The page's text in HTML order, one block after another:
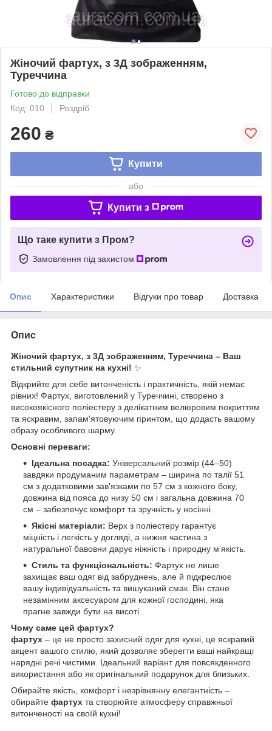
Жіночий фартух, з 3Д зображенням,
Туреччина
Готово до відправки
Код: 010
Роздріб
260 ₴
Купити
або
Купити з
Що таке купити з Пром?
Замовлення під захистом
Опис Характеристики Відгуки про товар Доставка
Опис
Жіночий фартух, з 3Д зображенням, Туреччина – Ваш
стильний супутник на кухні! ✨
Відкрийте для себе витонченість і практичність, якій немає
рівних! Фартух, виготовлений у Туреччині, створено з
високоякісного поліестеру з делікатним велюровим покриттям
та яскравим, запам'ятовуючим принтом, що додасть вашому
образу особливого шарму.
Основні переваги:
Ідеальна посадка: Універсальний розмір (44–50)
завдяки продуманим параметрам – ширина по талії 51
см з додатковими зав'язками по 57 см з кожного боку,
довжина від пояса до низу 50 см і загальна довжина 70
см – забезпечує комфорт та зручність у носінні.
Якісні матеріали: Верх з поліестеру гарантує
міцність і легкість у догляді, а нижня частина з
натуральної бавовни дарує ніжність і природну м’якість.
Стиль та функціональність: Фартух не лише
захищає ваш одяг від забруднень, але й підкреслює
вашу індивідуальність та вишуканий смак. Він стане
незамінним аксесуаром для кожної господині, яка
прагне завжди бути на висоті.
Чому саме цей фартух?
фартух – це не просто захисний одяг для кухні, це яскравий
акцент вашого стилю, який дозволяє зберегти ваші найкращі
нарядні речі чистими. Ідеальний варіант для повсякденного
використання або як оригінальний подарунок для близьких.
Обирайте якість, комфорт і незрівнянну елегантність –
обирайте фартух та створюйте атмосферу справжньої
витонченості на своїй кухні!